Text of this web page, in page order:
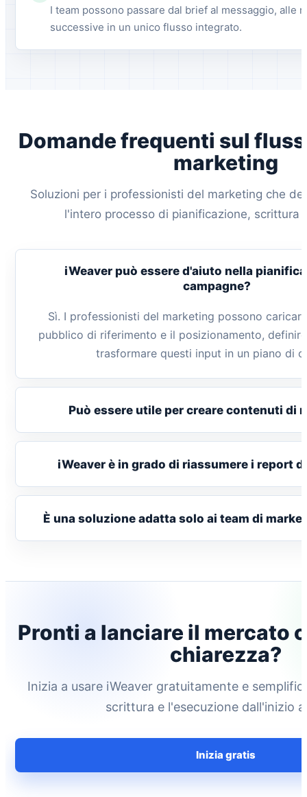
I team possono passare dal brief al messaggio, alle
successive in un unico flusso integrato.
Domande frequenti sul
marketing
Soluzioni per i professionisti del marketing che
l'intero processo di pianificazione, scrittura
iWeaver può essere d'aiuto nella
campagne?
Sì. I professionisti del marketing possono
pubblico di riferimento e il posizionamento,
trasformare questi input in un piano di
Può essere utile per creare contenuti di
iWeaver è in grado di riassumere i report
È una soluzione adatta solo ai team di
Pronti a lanciare il mercato
chiarezza?
Inizia a usare iWeaver gratuitamente e
scrittura e l'esecuzione dall'inizio
Inizia gratis